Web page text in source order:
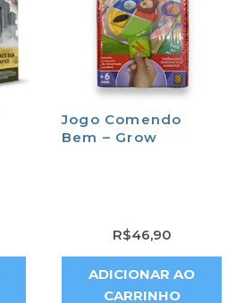
Jogo Comendo
Bem – Grow
R$46,90
ADICIONAR AO
CARRINHO